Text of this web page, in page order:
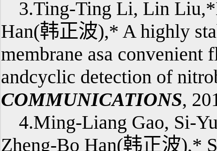
3.Ting-Ting Li, Lin
Han(韩正波),* A highly
membrane asa convenient
andcyclic detection of
COMMUNICATIONS,
4.Ming-Liang Gao, Si-
Zheng-Bo Han(韩正波),*